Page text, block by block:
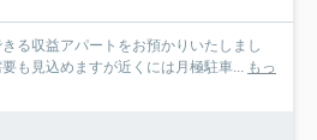
る収益アパートをお預かりいたしまし
も見込めますが近くには月極駐車... もっ